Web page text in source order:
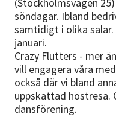
(Stockholmsvägen
söndagar. Ibland
samtidigt i olika
januari.
Crazy Flutters - mer
vill engagera våra
också där vi bland
uppskattad höstresa.
dansförening.